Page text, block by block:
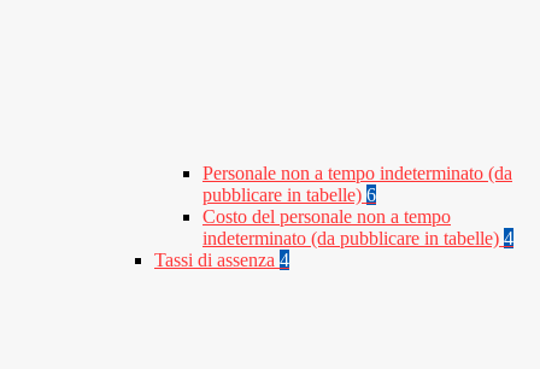
Personale non a tempo indeterminato (da
pubblicare in tabelle) 6
Costo del personale non a tempo
indeterminato (da pubblicare in tabelle) 4
Tassi di assenza 4